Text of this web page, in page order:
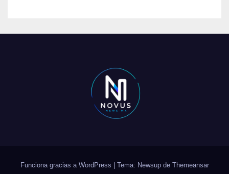
Funciona gracias a WordPress Tema: Newsup de Themeansar